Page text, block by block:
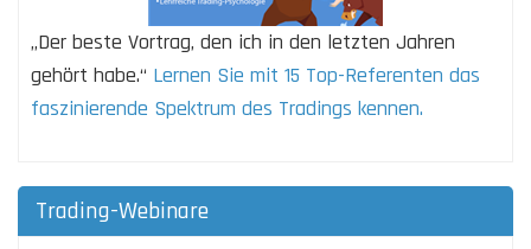
„Der beste Vortrag, den ich in den letzten Jahren
gehört habe.“ Lernen Sie mit 15 Top-Referenten das
faszinierende Spektrum des Tradings kennen.
Trading-Webinare